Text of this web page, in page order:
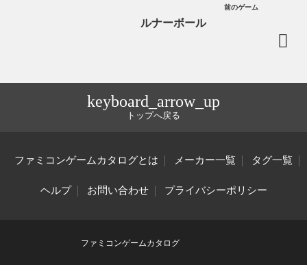
前のゲーム
ルナーボール
keyboard_arrow_up
トップへ戻る
ファミコンゲームカタログとは メーカー一覧 タグ一覧
ヘルプ お問い合わせ プライバシーポリシー
ファミコンゲームカタログ